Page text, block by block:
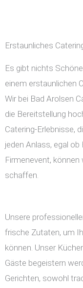
Erstaunliches
Es gibt nichts
einem erstaunlichen
Wir bei Bad Arolsen
die Bereitstellung
Catering-Erlebnisse,
jeden Anlass, egal
Firmenevent, können
schaffen.
Unsere
frische Zutaten, um
können. Unser
Gäste begeistern
Gerichten, sowohl